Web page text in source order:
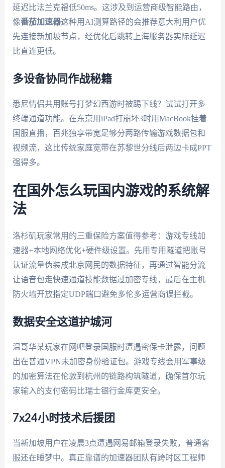
延迟比法兰克福低50ms。这涉及到运营商级智能路由，
像番茄加速器这种用AI测算路径的会推荐意大利用户优
先连接新加坡节点，经优化后跳转上海服务器实际延迟
比直连更低。
多设备协同作战秘籍
悉尼情侣共用账号打梦幻西游时被踢下线？试试打开多
终端通道功能。在东京用iPad打崩坏3时用MacBook挂着
国服直播，百兆独享带宽足够分两路传输游戏数据包和
视频流，这比传统家庭宽带在苏黎世分线后两边卡成PPT
强得多。
在国外怎么玩国内游戏的系统解
法
洛杉矶玩家常用的三重保险方案值得参考：游戏专线加
速器+本地网络优化+硬件级设置。先用专用隧道把账号
认证流量伪装成北京网民的数据特征，再通过智能分流
让语音包走快速通道技能数据过加密专线，最后在主机
防火墙开放指定UDP端口避免多伦多运营商误拦截。
数据安全这道护城河
温哥华某玩家在网吧登录国服时遭遇密保卡泄露，问题
出在普通VPN未加密身份验证包。游戏专线会用军事级
的加密算法在伦敦到杭州的链路构筑隧道，确保首尔玩
家输入的支付密码比瑞士银行金库更安全。
7x24小时技术后援团
当新加坡用户在凌晨3点遭遇网易邮箱登录失败，普通客
服还在睡梦中。真正靠谱的加速器团队有跨时区工程师